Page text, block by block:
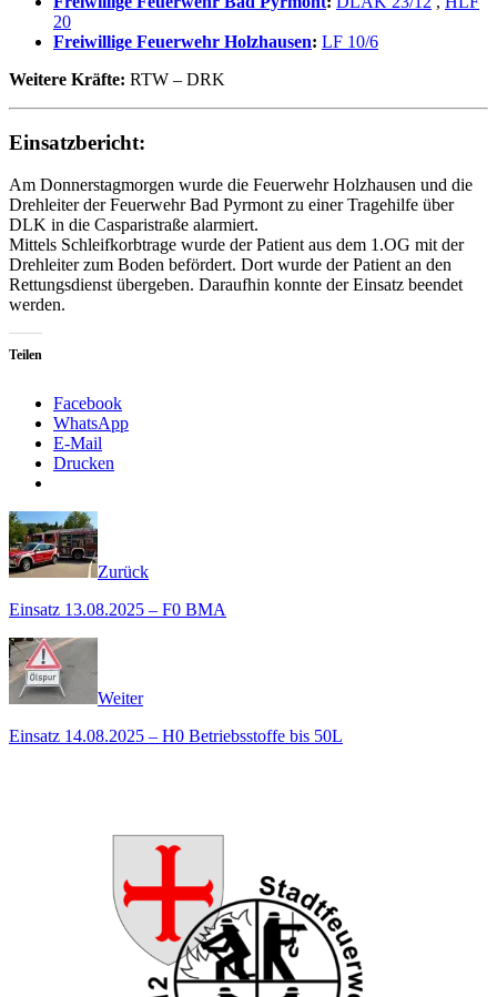
20
Freiwillige Feuerwehr Holzhausen: LF 10/6
Weitere Kräfte: RTW – DRK
Einsatzbericht:
Am Donnerstagmorgen wurde die Feuerwehr Holzhausen und die
Drehleiter der Feuerwehr Bad Pyrmont zu einer Tragehilfe über
DLK in die Casparistraße alarmiert.
Mittels Schleifkorbtrage wurde der Patient aus dem 1.OG mit der
Drehleiter zum Boden befördert. Dort wurde der Patient an den
Rettungsdienst übergeben. Daraufhin konnte der Einsatz beendet
werden.
Teilen
Facebook
WhatsApp
E-Mail
Drucken
Zurück
Einsatz 13.08.2025 – F0 BMA
Weiter
Einsatz 14.08.2025 – H0 Betriebsstoffe bis 50L